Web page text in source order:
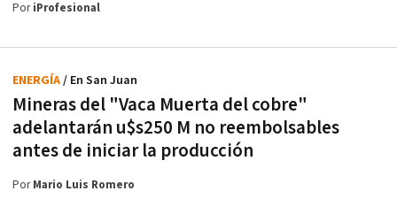
PoriProfesional
Mineras del "Vaca Muerta del cobre"
adelantarán u$s250 M no reembolsables
antes de iniciar la producción
ENERGÍA/ En San Juan
PorMario Luis Romero